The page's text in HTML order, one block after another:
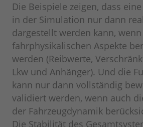
Die Beispiele zeigen, dass
in der Simulation nur dann
dargestellt werden kann,
fahrphysikalischen Aspekte
werden (Reibwerte,
Lkw und Anhänger). Und die
kann nur dann vollständig
validiert werden, wenn auch
der Fahrzeugdynamik
Die Stabilität des